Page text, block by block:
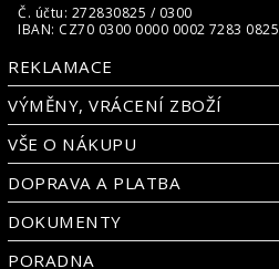
Č. účtu: 272830825 / 0300
IBAN: CZ70 0300 0000 0002 7283 0825
REKLAMACE
VÝMĚNY, VRÁCENÍ ZBOŽÍ
VŠE O NÁKUPU
DOPRAVA A PLATBA
DOKUMENTY
PORADNA